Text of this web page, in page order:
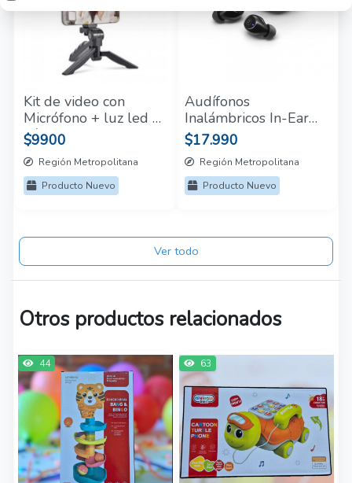
Kit de video con
Micrófono + luz led y
trípode
$9900
Región Metropolitana
Producto Nuevo
Audífonos
Inalámbricos In-Ear
Motobuds 105
Motorola Negro
$17.990
Región Metropolitana
Producto Nuevo
Ver todo
Otros productos relacionados
44 63